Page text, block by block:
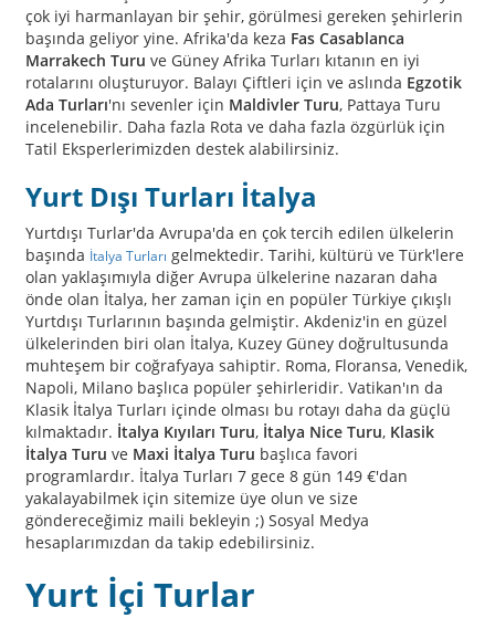
çok iyi harmanlayan bir şehir, görülmesi gereken şehirlerin
başında geliyor yine. Afrika'da keza Fas Casablanca
Marrakech Turu ve Güney Afrika Turları kıtanın en iyi
rotalarını oluşturuyor. Balayı Çiftleri için ve aslında Egzotik
Ada Turları'nı sevenler için Maldivler Turu, Pattaya Turu
incelenebilir. Daha fazla Rota ve daha fazla özgürlük için
Tatil Eksperlerimizden destek alabilirsiniz.
Yurt Dışı Turları İtalya
Yurtdışı Turlar'da Avrupa'da en çok tercih edilen ülkelerin
başında İtalya Turları gelmektedir. Tarihi, kültürü ve Türk'lere
olan yaklaşımıyla diğer Avrupa ülkelerine nazaran daha
önde olan İtalya, her zaman için en popüler Türkiye çıkışlı
Yurtdışı Turlarının başında gelmiştir. Akdeniz'in en güzel
ülkelerinden biri olan İtalya, Kuzey Güney doğrultusunda
muhteşem bir coğrafyaya sahiptir. Roma, Floransa, Venedik,
Napoli, Milano başlıca popüler şehirleridir. Vatikan'ın da
Klasik İtalya Turları içinde olması bu rotayı daha da güçlü
kılmaktadır. İtalya Kıyıları Turu, İtalya Nice Turu, Klasik
İtalya Turu ve Maxi İtalya Turu başlıca favori
programlardır. İtalya Turları 7 gece 8 gün 149 €'dan
yakalayabilmek için sitemize üye olun ve size
göndereceğimiz maili bekleyin ;) Sosyal Medya
hesaplarımızdan da takip edebilirsiniz.
Yurt İçi Turlar